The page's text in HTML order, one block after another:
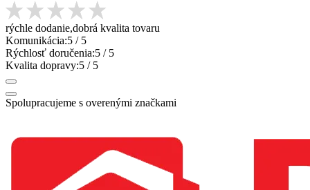
rýchle dodanie,dobrá kvalita tovaru
Komunikácia:5 / 5
Rýchlosť doručenia:5 / 5
Kvalita dopravy:5 / 5
Spolupracujeme s overenými značkami